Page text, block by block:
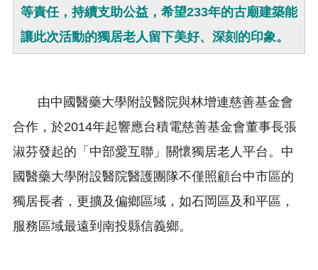
等責任，持續支助公益，希望233年的古廟建築能
讓此次活動的獨居老人留下美好、深刻的印象。
由中國醫藥大學附設醫院與林增連慈善基金會
合作，於2014年起響應台積電慈善基金會董事長張
淑芬發起的「中部愛互聯」關懷獨居老人平台。中
國醫藥大學附設醫院醫護團隊不僅照顧台中市區的
獨居長者，更擴及偏鄉區域，如石岡區及和平區，
服務區域最遠到南投縣信義鄉。